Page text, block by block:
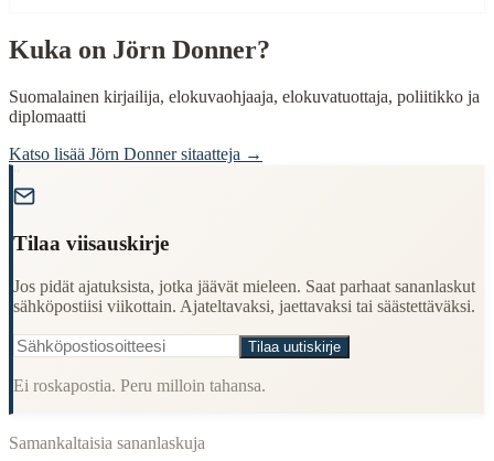
Period:Traditional folk wisdom
Kuka on Jörn Donner?
Suomalainen kirjailija, elokuvaohjaaja, elokuvatuottaja, poliitikko ja
diplomaatti
Katso lisää Jörn Donnersitaatteja →
Tilaa viisauskirje
Jos pidät ajatuksista, jotka jäävät mieleen. Saat parhaat sananlaskut
sähköpostiisi viikottain. Ajateltavaksi, jaettavaksi tai säästettäväksi.
Tilaa uutiskirje
Ei roskapostia. Peru milloin tahansa.
Samankaltaisia sananlaskuja